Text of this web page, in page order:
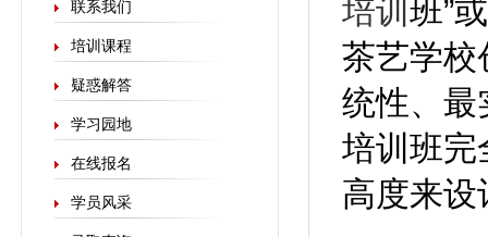
联系我们
培训课程
疑惑解答
学习园地
在线报名
学员风采
培训 班”
茶艺学校
统性、最
培训班完
高度来设